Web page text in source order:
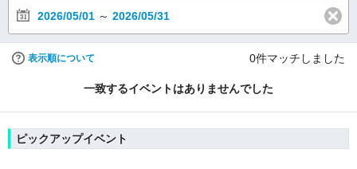
2026/05/01 ～ 2026/05/31
表示順について 0件マッチしました
一致するイベントはありませんでした
ピックアップイベント